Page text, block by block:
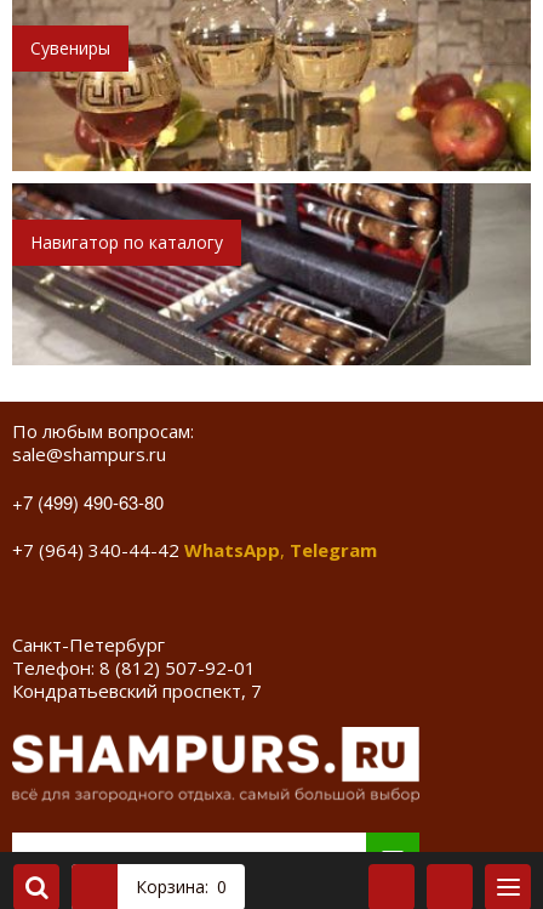
Сувениры
Навигатор по каталогу
По любым вопросам:
sale@shampurs.ru
+7 (499) 490-63-80
+7 (964) 340-44-42 WhatsApp, Telegram
Санкт-Петербург
Телефон: 8 (812) 507-92-01
Кондратьевский проспект, 7
Корзина: 0